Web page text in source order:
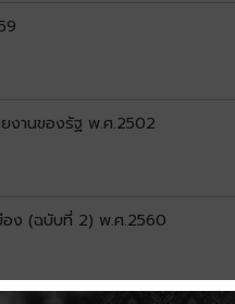
งานของรัฐ พ.ศ.2502
อง (ฉบับที่ 2) พ.ศ.2560